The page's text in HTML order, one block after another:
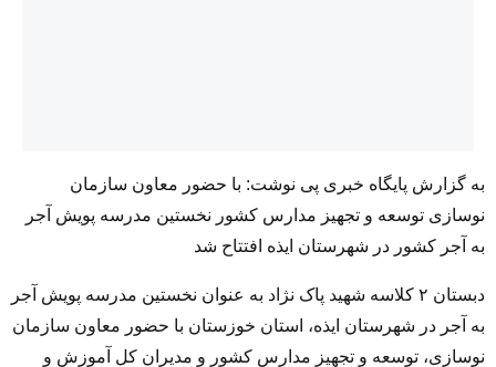
به گزارش پایگاه خبری پی نوشت: با حضور معاون سازمان
نوسازی توسعه و تجهیز مدارس کشور نخستین مدرسه پویش آجر
به آجر کشور در شهرستان ایذه افتتاح شد
دبستان ۲ کلاسه شهید پاک نژاد به عنوان نخستین مدرسه پویش آجر
به آجر در شهرستان ایذه، استان خوزستان با حضور معاون سازمان
نوسازی، توسعه و تجهیز مدارس کشور و مدیران کل آموزش و